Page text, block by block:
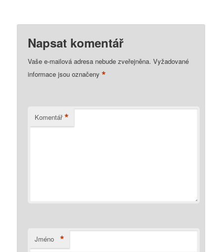
Napsat komentář
Vaše e-mailová adresa nebude zveřejněna. Vyžadované
informace jsou označeny*
Komentář *
Jméno *